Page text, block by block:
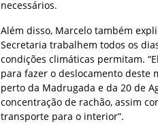
necessários.
Além disso, Marcelo também
Secretaria trabalhem todos os
condições climáticas permitam.
para fazer o deslocamento deste
perto da Madrugada e da 20 de
concentração de rachão, assim
transporte para o interior”.